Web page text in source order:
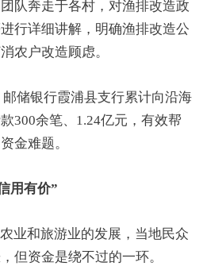
队奔走于各村，对渔排改造政
行详细讲解，明确渔排改造公
农户改造顾虑。
邮储银行霞浦县支行累计向沿海
300余笔、1.24亿元，有效帮
金难题。
用有价”
业和旅游业的发展，当地民众
但资金是绕不过的一环。